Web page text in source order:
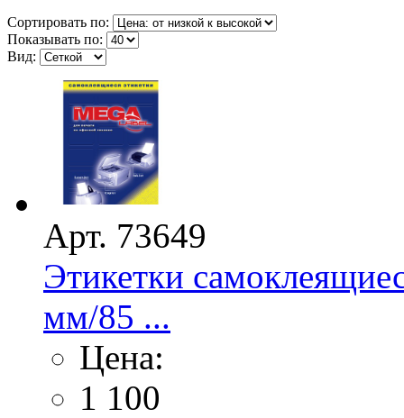
Сортировать по:
Показывать по:
Вид:
Арт. 73649
Этикетки
мм/85 ...
Цена:
1 100